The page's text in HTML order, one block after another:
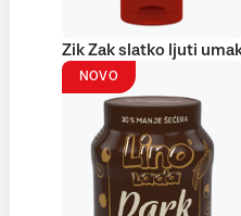
Zik Zak slatko ljuti
NOVO